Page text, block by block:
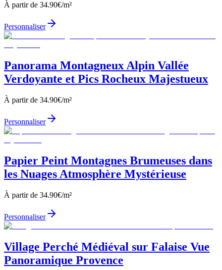
À partir de 34.90€/m²
Personnaliser
Panorama Montagneux Alpin Vallée
Verdoyante et Pics Rocheux Majestueux
À partir de 34.90€/m²
Personnaliser
Papier Peint Montagnes Brumeuses dans
les Nuages Atmosphère Mystérieuse
À partir de 34.90€/m²
Personnaliser
Village Perché Médiéval sur Falaise Vue
Panoramique Provence